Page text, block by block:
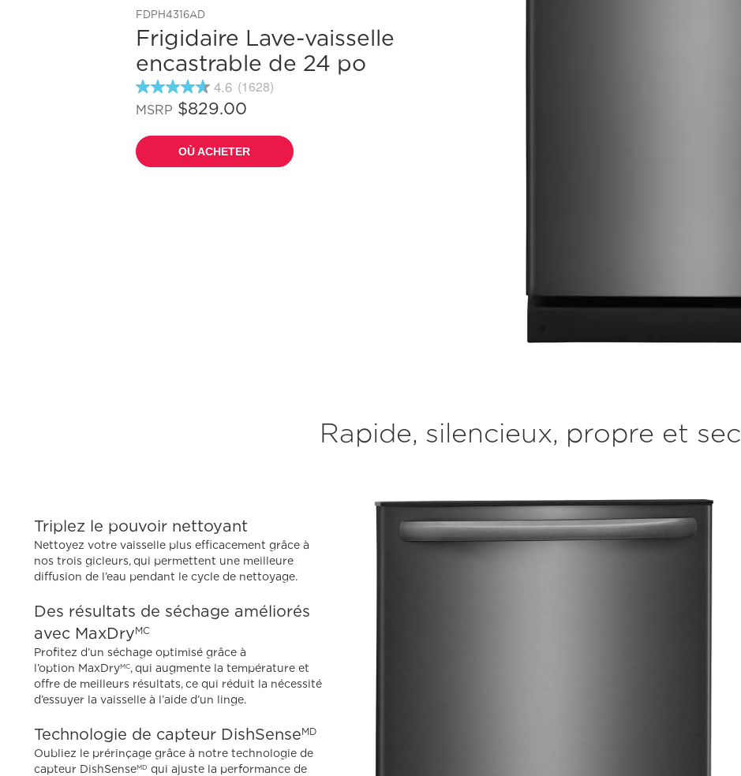
FDPH4316AD
Frigidaire Lave-vaisselle
encastrable de 24 po
4.6
étoiles
sur
,
valeur
de
4.6 (1628)
MSRP $829.00
OÙ ACHETER
Rapide, silencieux, propre et sec
Triplez le pouvoir nettoyant
Nettoyez votre vaisselle plus efficacement grâce à
nos trois gicleurs, qui permettent une meilleure
diffusion de l’eau pendant le cycle de nettoyage.
Des résultats de séchage améliorés
avec MaxDryMC
Profitez d’un séchage optimisé grâce à
l’option MaxDryMC, qui augmente la température et
offre de meilleurs résultats, ce qui réduit la nécessité
d’essuyer la vaisselle à l’aide d’un linge.
Technologie de capteur DishSenseMD
Oubliez le prérinçage grâce à notre technologie de
capteur DishSenseMD qui ajuste la performance de